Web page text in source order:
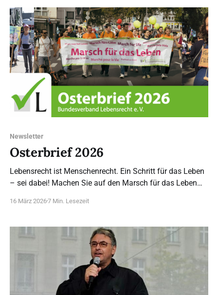
Newsletter
Osterbrief 2026
Lebensrecht ist Menschenrecht. Ein Schritt für das Leben
– sei dabei! Machen Sie auf den Marsch für das Leben
Europäische Bürgerinitiative My Voice My Choice
Abtreibung im Ausland finanziert, wenn Frauen im
eigenen Land nicht
16 März 20267 Min. Lesezeit